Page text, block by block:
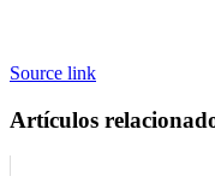
Source link
Artículos